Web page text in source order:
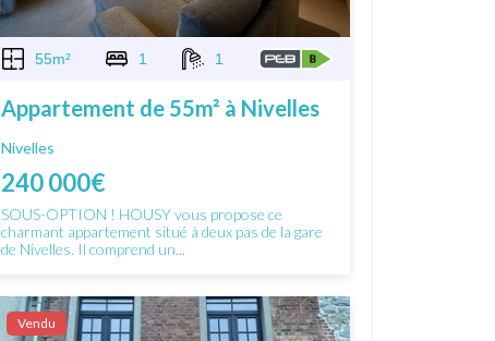
55m² 1 1
Appartement de 55m² à Nivelles
Nivelles
240 000€
SOUS-OPTION ! HOUSY vous propose ce
charmant appartement situé à deux pas de la gare
de Nivelles. Il comprend un...
Vendu